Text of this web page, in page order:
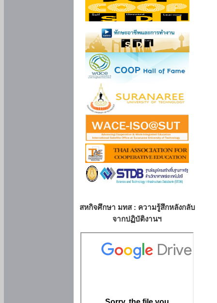
สหกิจศึกษา มทส : ความรู้สึกหลังกลับ
จากปฏิบัติงานฯ